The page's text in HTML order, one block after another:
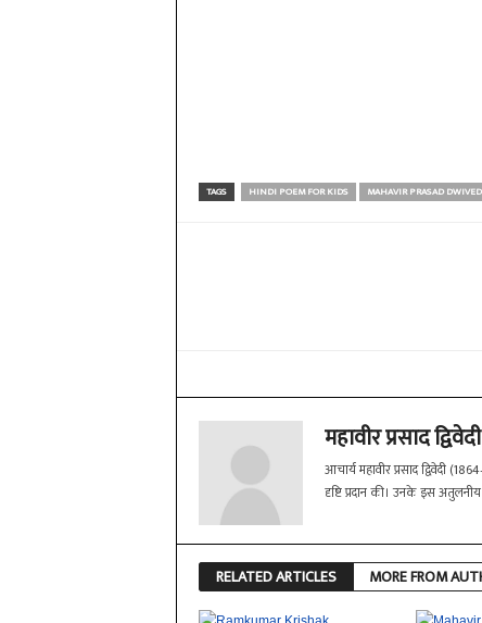
TAGS HINDI POEM FOR KIDS MAHAVIR PRASAD
महावीर प्रसाद द्विवेदी
आचार्य महावीर प्रसाद द्विवेदी
दृष्टि प्रदान की। उनके इस
RELATED ARTICLES MORE FROM